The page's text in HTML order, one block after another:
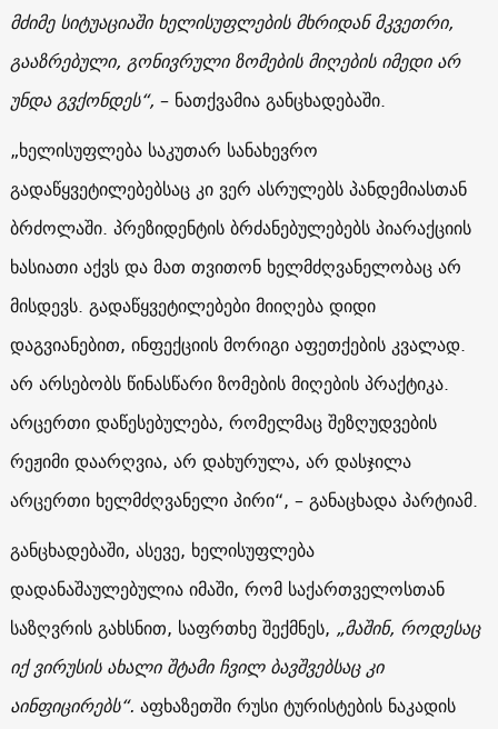
მძიმე სიტუაციაში ხელისუფლების მხრიდან მკვეთრი,
გააზრებული, გონივრული ზომების მიღების იმედი არ
უნდა გვქონდეს“, – ნათქვამია განცხადებაში.
„ხელისუფლება საკუთარ სანახევრო
გადაწყვეტილებებსაც კი ვერ ასრულებს პანდემიასთან
ბრძოლაში. პრეზიდენტის ბრძანებულებებს პიარაქციის
ხასიათი აქვს და მათ თვითონ ხელმძღვანელობაც არ
მისდევს. გადაწყვეტილებები მიიღება დიდი
დაგვიანებით, ინფექციის მორიგი აფეთქების კვალად.
არ არსებობს წინასწარი ზომების მიღების პრაქტიკა.
არცერთი დაწესებულება, რომელმაც შეზღუდვების
რეჟიმი დაარღვია, არ დახურულა, არ დასჯილა
არცერთი ხელმძღვანელი პირი“, – განაცხადა პარტიამ.
განცხადებაში, ასევე, ხელისუფლება
დადანაშაულებულია იმაში, რომ საქართველოსთან
საზღვრის გახსნით, საფრთხე შექმნეს, „მაშინ, როდესაც
იქ ვირუსის ახალი შტამი ჩვილ ბავშვებსაც კი
აინფიცირებს“. აფხაზეთში რუსი ტურისტების ნაკადის